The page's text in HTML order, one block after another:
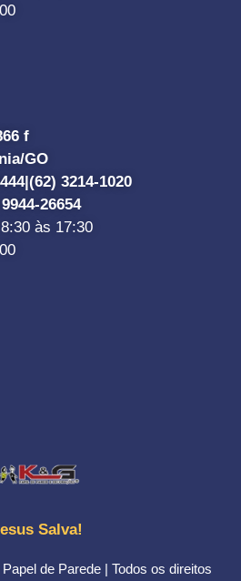
f
GO
(62) 3214-1020
26654
às 17:30
Salva!
de Parede | Todos os direitos